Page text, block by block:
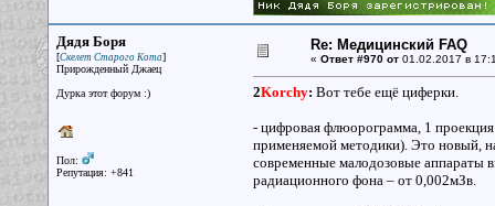
Дядя Боря
[Скелет Старого Кота]
Прирожденный Джаец
Дурка этот форум :)
Пол:
Репутация: +841
Re: Медицинский FAQ
« Ответ #970 от01.02.2017 в
2Korchy: Вот тебе ещё циферки.
- цифровая флюорограмма, 1
применяемой методики). Это новый,
современные малодозовые аппараты
радиационного фона – от 0,002мЗв.